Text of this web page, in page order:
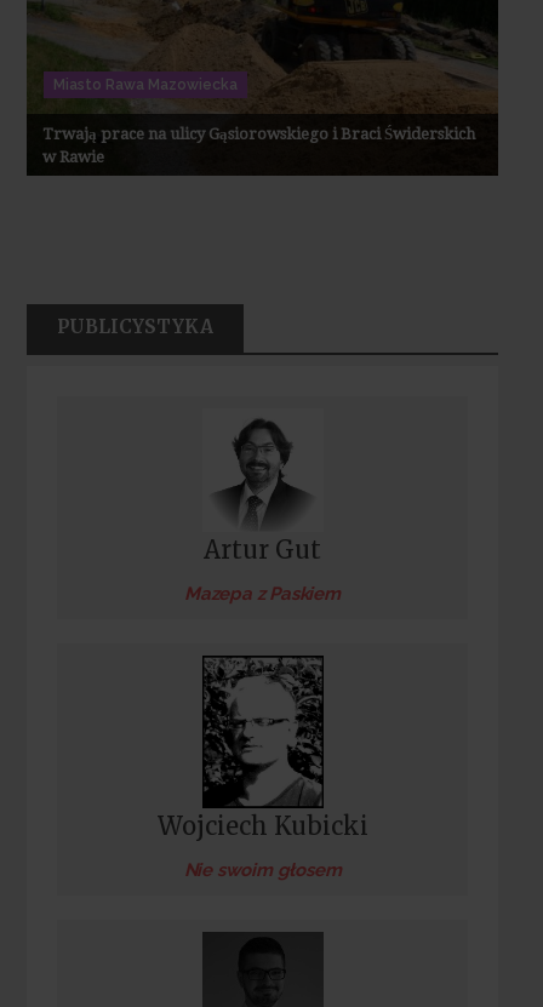
Miasto Rawa Mazowiecka
Trwają prace na ulicy Gąsiorowskiego i Braci Świderskich
w Rawie
PUBLICYSTYKA
Artur Gut
Mazepa z Paskiem
Wojciech Kubicki
Nie swoim głosem